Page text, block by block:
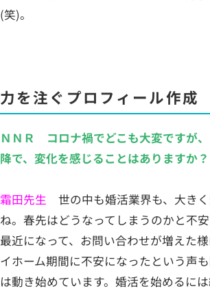
(笑)。
力を注ぐプロフィール作成
ＮＮＲ コロナ禍でどこも大変ですが
降で、変化を感じることはありますか？
霜田先生 世の中も婚活業界も、大き
ね。春先はどうなってしまうのかと不
最近になって、お問い合わせが増えた
イホーム期間に不安になったという声
は動き始めています。婚活を始めるに